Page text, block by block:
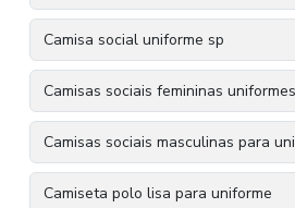
Camisa social uniforme sp
Camisas sociais femininas uniformes
Camisas sociais masculinas para
Camiseta polo lisa para uniforme